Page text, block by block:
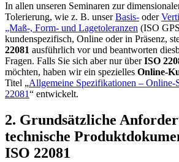
In allen unseren Seminaren zur
Tolerierung, wie z. B. unserBasis- oder
„Maß-, Form- und Lagetoleranzen (ISO
kundenspezifisch, Online oder in Präsenz,
22081 ausführlich vor und beantworten
Fragen. Falls Sie sich aber nur überISO
möchten, haben wir ein spezielles Online-
Titel „Allgemeine Spezifikationen – Online-
22081“ entwickelt.
2. Grundsätzliche
technische
ISO 22081